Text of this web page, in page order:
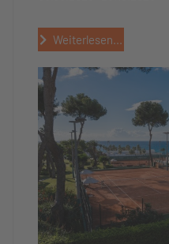
Weiterlesen...